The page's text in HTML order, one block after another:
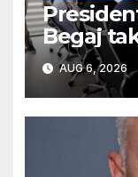
Begaj
AUG 6, 2026